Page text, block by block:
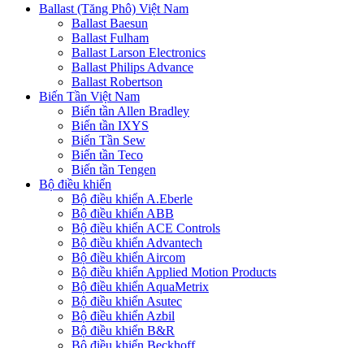
Ballast (Tăng Phô) Việt Nam
Ballast Baesun
Ballast Fulham
Ballast Larson Electronics
Ballast Philips Advance
Ballast Robertson
Biến Tần Việt Nam
Biến tần Allen Bradley
Biến tần IXYS
Biến Tần Sew
Biến tần Teco
Biến tần Tengen
Bộ điều khiển
Bộ điều khiển A.Eberle
Bộ điều khiển ABB
Bộ điều khiển ACE Controls
Bộ điều khiển Advantech
Bộ điều khiển Aircom
Bộ điều khiển Applied Motion Products
Bộ điều khiển AquaMetrix
Bộ điều khiển Asutec
Bộ điều khiển Azbil
Bộ điều khiển B&R
Bộ điều khiển Beckhoff